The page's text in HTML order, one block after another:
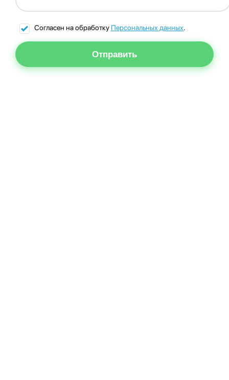
Согласен на обработку Персональных данных.
Отправить